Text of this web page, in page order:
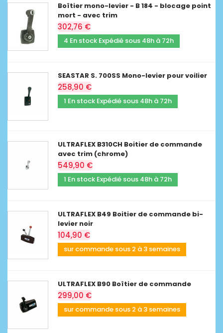
Boîtier mono-levier - B 184 - blocage point
mort - avec trim
302,76 €
4 En stock Expédié sous 48h à 72h
SEASTAR S. 700SS Mono-levier pour voilier
258,90 €
1 En stock Expédié sous 48h à 72h
ULTRAFLEX B310CH Boitier de commande
avec trim (chrome)
549,90 €
1 En stock Expédié sous 48h à 72h
ULTRAFLEX B49 Boitier de commande bi-
levier noir
104,90 €
sur commande sous 2 à 3 semaines
ULTRAFLEX B90 Boîtier de commande
299,00 €
sur commande sous 2 à 3 semaines